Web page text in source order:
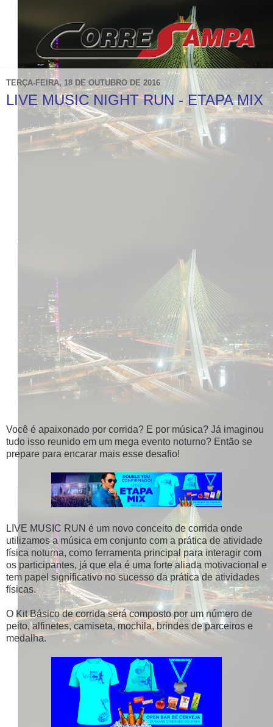
TERÇA-FEIRA, 18 DE OUTUBRO DE 2016
LIVE MUSIC NIGHT RUN - ETAPA MIX
Você é apaixonado por corrida? E por música? Já imaginou
tudo isso reunido em um mega evento noturno? Então se
prepare para encarar mais esse desafio!
LIVE MUSIC RUN é um novo conceito de corrida onde
utilizamos a música em conjunto com a prática de atividade
física noturna, como ferramenta principal para interagir com
os participantes, já que ela é uma forte aliada motivacional e
tem papel significativo no sucesso da prática de atividades
físicas.
O Kit Básico de corrida será composto por um número de
peito, alfinetes, camiseta, mochila, brindes de parceiros e
medalha.